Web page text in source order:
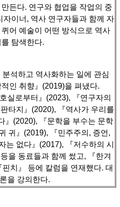
든다. 연구와 협업을 작업의 중
자이너, 역사 연구자들과 함께 자
어 예술이 어떤 방식으로 역사
탐색한다.
분석하고 역사화하는 일에 관심
인 취향』(2019)을 펴냈다.
실로부터』(2023), 『연구자의
타지』(2020), 『역사가 우리를
』(2020),
『문학을 부수는 문학
귀』(2019), 『민주주의, 증언,
는 없다』(2017), 『저수하의 시
을 동료들과 함께 썼고,
『한겨
치』 등에 칼럼을 연재했다. 대
을 강의한다.